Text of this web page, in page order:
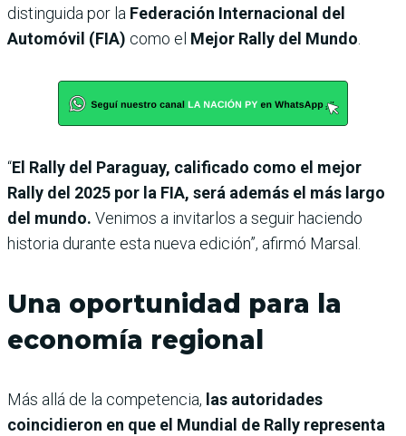
distinguida por la Federación Internacional del
Automóvil (FIA) como el Mejor Rally del Mundo.
“El Rally del Paraguay, calificado como el mejor
Rally del 2025 por la FIA, será además el más largo
del mundo. Venimos a invitarlos a seguir haciendo
historia durante esta nueva edición”, afirmó Marsal.
Una oportunidad para la
economía regional
Más allá de la competencia, las autoridades
coincidieron en que el Mundial de Rally representa